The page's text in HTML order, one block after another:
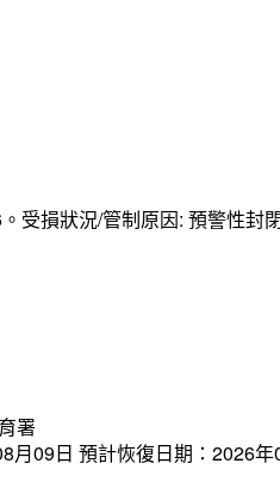
受損狀況/管制原因: 預警性封
署
月09日 預計恢復日期：2026年